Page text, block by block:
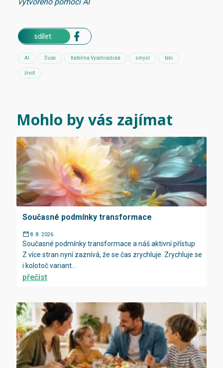
sdílet:
AI Duše Kateřina Vyšehradská smysl tělo
život
Mohlo by vás zajímat
Současné podmínky transformace
8. 8. 2026
Současné podmínky transformace a náš aktivní přístup
Z více stran nyní zaznívá, že se čas zrychluje. Zrychluje se
i kolotoč variant...
přečíst